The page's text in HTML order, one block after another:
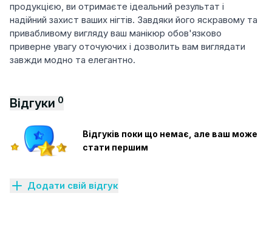
продукцією, ви отримаєте ідеальний результат і
надійний захист ваших нігтів. Завдяки його яскравому та
привабливому вигляду ваш манікюр обов'язково
приверне увагу оточуючих і дозволить вам виглядати
завжди модно та елегантно.
Відгуки 0
Відгуків поки що немає, але ваш може
стати першим
Додати свій відгук